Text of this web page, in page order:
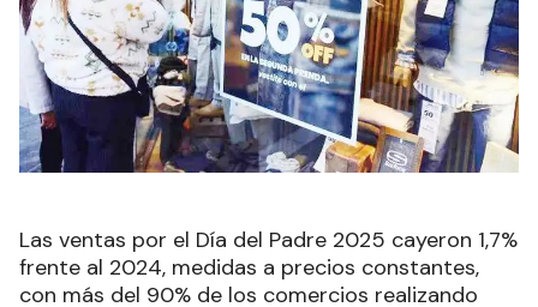
Las ventas por el Día del Padre 2025 cayeron 1,7%
frente al 2024, medidas a precios constantes,
con más del 90% de los comercios realizando